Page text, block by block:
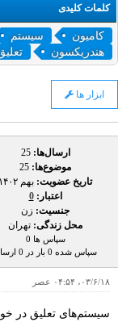
کلمات کلیدی
کامیون سیستم
هندریکسون
ابزار ها
ارسال‌ها:25
موضوع‌ها:
تاریخ عضویت: بهم ۱۴۰۲
اعتبار:0
جنسیت: زن
محل زندگی: تهران
سپاس ها 0
سپاس شده 0 بار در 0 ارسال
۰۳/۶/۱۸، ۰۴:۵۴ عصر
سیستم‌های تعلیق در